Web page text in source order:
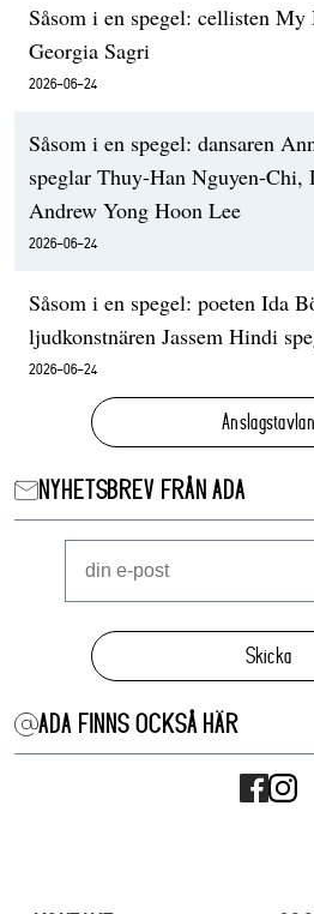
Såsom i en spegel: cellisten
Georgia Sagri
2026-06-24
Såsom i en spegel: dansaren
speglar Thuy-Han Nguyen-Chi,
Andrew Yong Hoon Lee
2026-06-24
Såsom i en spegel: poeten Ida
ljudkonstnären Jassem Hindi
2026-06-24
Anslagstavlan
NYHETSBREV FRÅN ADA
Skicka
ADA FINNS OCKSÅ HÄR